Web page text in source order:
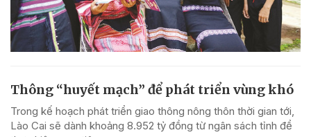
Thông “huyết mạch” để phát triển vùng khó
Trong kế hoạch phát triển giao thông nông thôn thời gian tới,
Lào Cai sẽ dành khoảng 8.952 tỷ đồng từ ngân sách tỉnh để